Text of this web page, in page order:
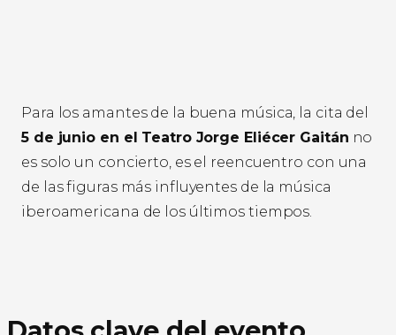
Para los amantes de la buena música, la cita del
5 de junio en el Teatro Jorge Eliécer Gaitán no
es solo un concierto, es el reencuentro con una
de las figuras más influyentes de la música
iberoamericana de los últimos tiempos.